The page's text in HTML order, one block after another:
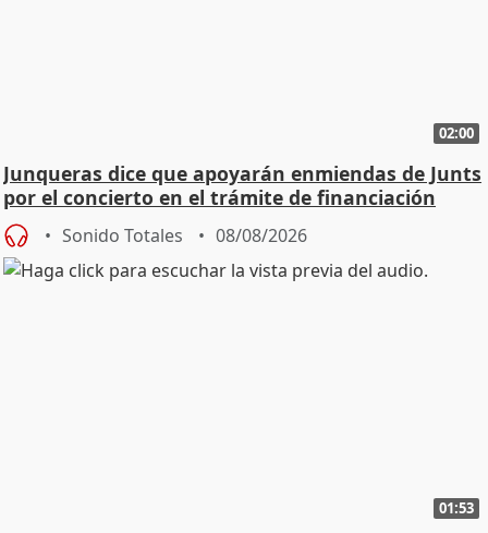
02:00
Junqueras dice que apoyarán enmiendas de Junts
por el concierto en el trámite de financiación
Sonido Totales 08/08/2026
01:53